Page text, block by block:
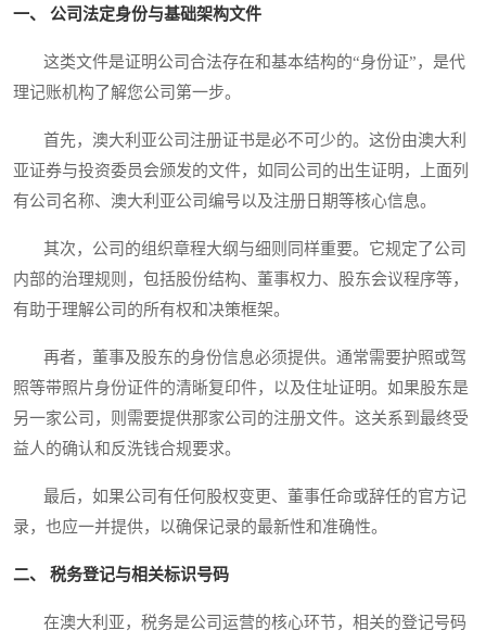
一、 公司法定身份与基础架构文件
这类文件是证明公司合法存在和基本结构的“身份证”，是代
理记账机构了解您公司第一步。
首先，澳大利亚公司注册证书是必不可少的。这份由澳大利
亚证券与投资委员会颁发的文件，如同公司的出生证明，上面列
有公司名称、澳大利亚公司编号以及注册日期等核心信息。
其次，公司的组织章程大纲与细则同样重要。它规定了公司
内部的治理规则，包括股份结构、董事权力、股东会议程序等，
有助于理解公司的所有权和决策框架。
再者，董事及股东的身份信息必须提供。通常需要护照或驾
照等带照片身份证件的清晰复印件，以及住址证明。如果股东是
另一家公司，则需要提供那家公司的注册文件。这关系到最终受
益人的确认和反洗钱合规要求。
最后，如果公司有任何股权变更、董事任命或辞任的官方记
录，也应一并提供，以确保记录的最新性和准确性。
二、 税务登记与相关标识号码
在澳大利亚，税务是公司运营的核心环节，相关的登记号码